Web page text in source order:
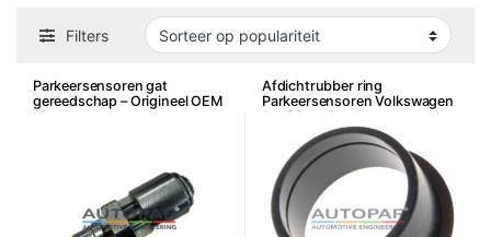
Filters
Parkeersensoren gat
gereedschap – Origineel OEM
18mm
Afdichtrubber ring
Parkeersensoren Volkswagen
Audi Seat Skoda